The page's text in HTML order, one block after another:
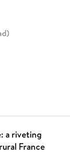
a riveting
France